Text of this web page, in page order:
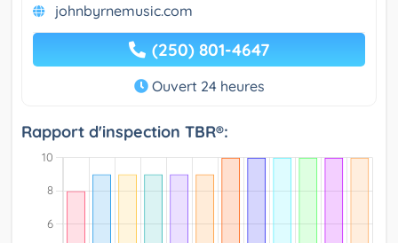
johnbyrnemusic.com
(250) 801-4647
Ouvert 24 heures
Rapport d'inspection TBR®: